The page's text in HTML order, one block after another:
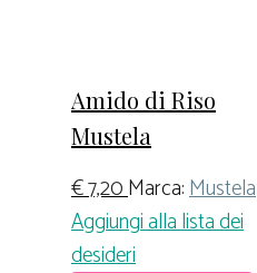
Amido di Riso
Mustela
€7,20Marca:Mustela
Aggiungi alla lista dei
desideri